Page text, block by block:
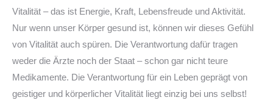
Vitalität – das ist Energie, Kraft, Lebensfreude und Aktivität.
Nur wenn unser Körper gesund ist, können wir dieses Gefühl
von Vitalität auch spüren. Die Verantwortung dafür tragen
weder die Ärzte noch der Staat – schon gar nicht teure
Medikamente. Die Verantwortung für ein Leben geprägt von
geistiger und körperlicher Vitalität liegt einzig bei uns selbst!